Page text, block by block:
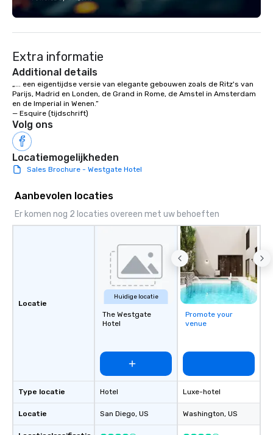
event to the water
Extra informatie
Additional details
„... een eigentijdse versie van elegante gebouwen zoals de Ritz's van
Parijs, Madrid en Londen, de Grand in Rome, de Amstel in Amsterdam
en de Imperial in Wenen.”
— Esquire (tijdschrift)
Volg ons
Locatiemogelijkheden
Sales Brochure - Westgate Hotel
Aanbevolen locaties
Er komen nog 2 locaties overeen met uw behoeften
Locatie
Type locatie
Locatie
Huidige locatie
The Westgate
Hotel
Hotel
San Diego, US
Promote your
venue
Luxe-hotel
Washington, US